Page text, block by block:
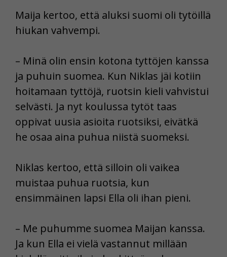
Maija kertoo, että aluksi suomi oli tytöillä
hiukan vahvempi.
– Minä olin ensin kotona tyttöjen kanssa
ja puhuin suomea. Kun Niklas jäi kotiin
hoitamaan tyttöjä, ruotsin kieli vahvistui
selvästi. Ja nyt koulussa tytöt taas
oppivat uusia asioita ruotsiksi, eivätkä
he osaa aina puhua niistä suomeksi.
Niklas kertoo, että silloin oli vaikea
muistaa puhua ruotsia, kun
ensimmäinen lapsi Ella oli ihan pieni.
– Me puhumme suomea Maijan kanssa.
Ja kun Ella ei vielä vastannut millään